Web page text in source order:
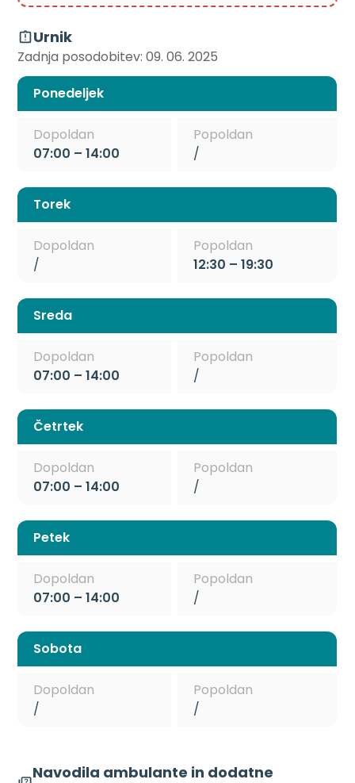
Urnik
Zadnja posodobitev: 09. 06. 2025
Ponedeljek
Dopoldan
07:00 – 14:00
Popoldan
/
Torek
Dopoldan
/
Popoldan
12:30 – 19:30
Sreda
Dopoldan
07:00 – 14:00
Popoldan
/
Četrtek
Dopoldan
07:00 – 14:00
Popoldan
/
Petek
Dopoldan
07:00 – 14:00
Popoldan
/
Sobota
Dopoldan
/
Popoldan
/
Navodila ambulante in dodatne